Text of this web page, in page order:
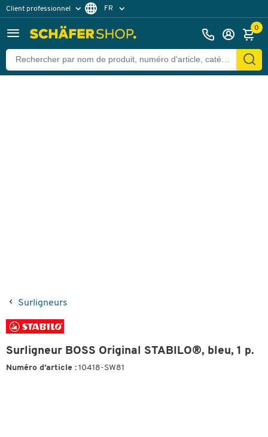
Client professionnel
Client particulier
FR
0
Surligneurs
Surligneur BOSS Original STABILO®, bleu, 1 p.
Numéro d’article : 10418-SW81
Retour